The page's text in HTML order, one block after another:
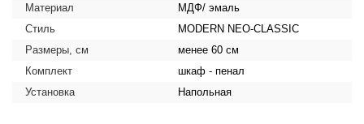
Материал
МДФ/ эмаль
Стиль
MODERN NEO-CLASSIC
Размеры, см
менее 60 см
Комплект
шкаф - пенал
Установка
Напольная